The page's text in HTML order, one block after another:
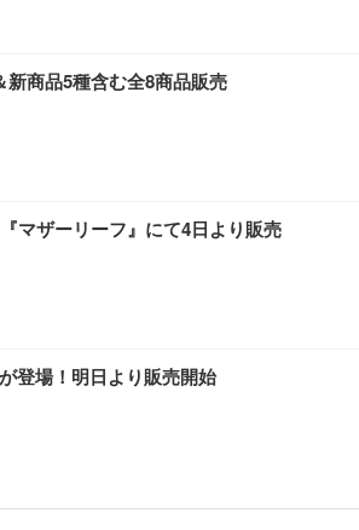
商品5種含む全8商品販売
マザーリーフ』にて4日より販売
登場！明日より販売開始